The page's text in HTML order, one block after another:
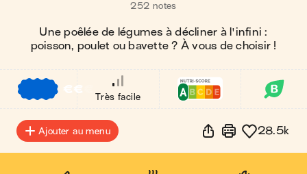
252 notes
Une poêlée de légumes à décliner à l'infini :
poisson, poulet ou bavette ? À vous de choisir !
€€
Très facile
Ajouter au menu 28.5k